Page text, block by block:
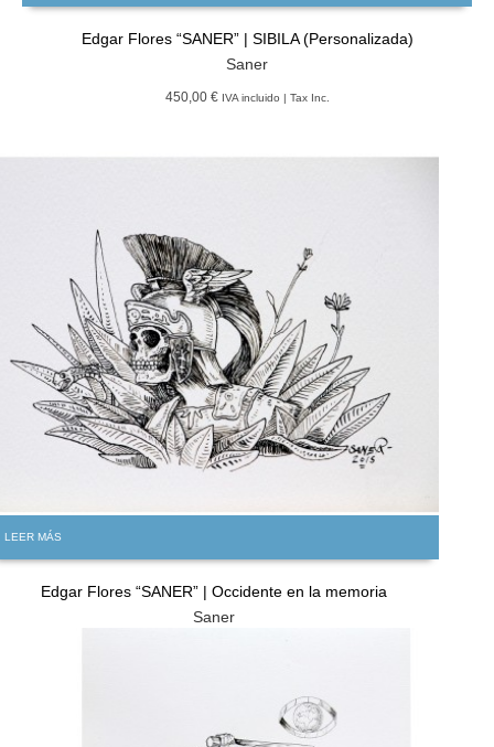
Edgar Flores “SANER” | SIBILA (Personalizada)
Saner
450,00 € IVA incluido | Tax Inc.
GRATIS
LEER MÁS
Edgar Flores “SANER” | Occidente en la memoria
Saner